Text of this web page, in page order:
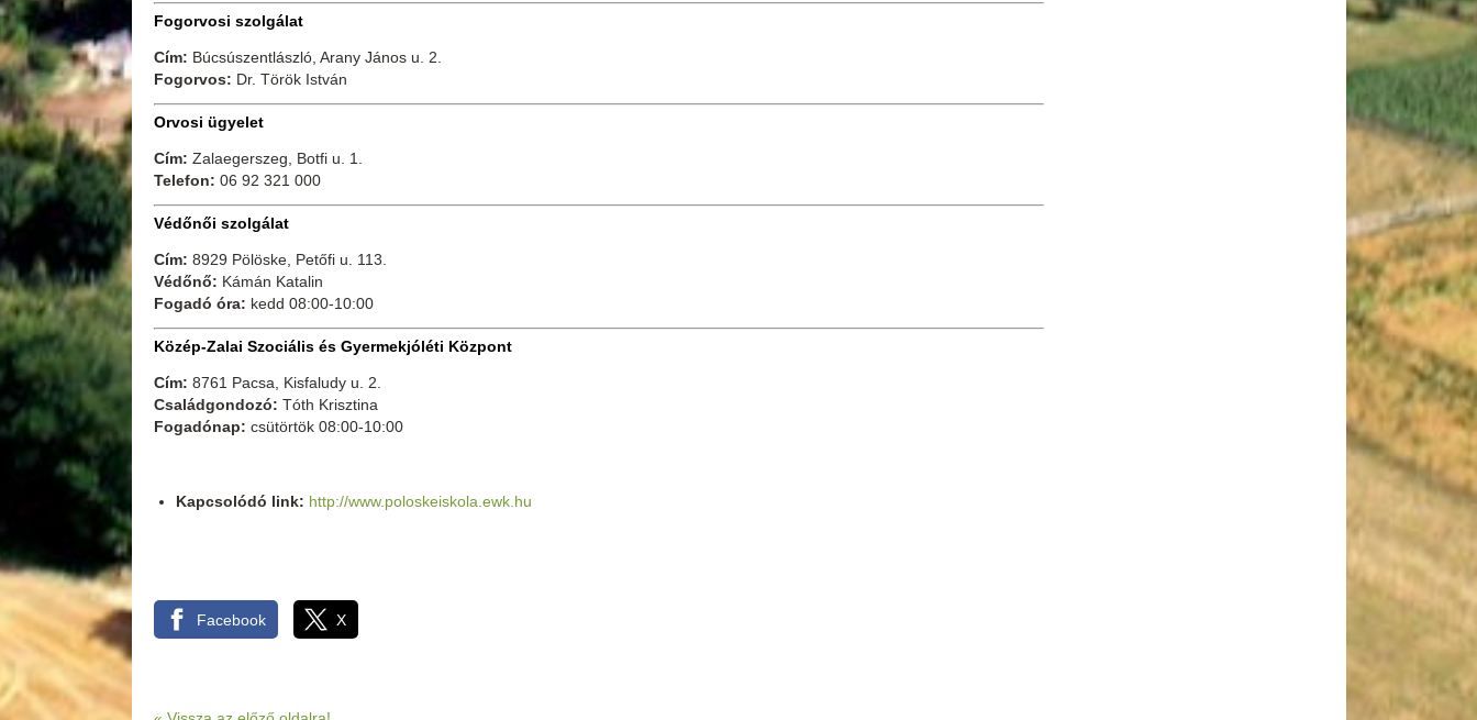
Fogorvosi szolgálat
Cím: Búcsúszentlászló, Arany János u. 2.
Fogorvos: Dr. Török István
Orvosi ügyelet
Cím: Zalaegerszeg, Botfi u. 1.
Telefon: 06 92 321 000
Védőnői szolgálat
Cím: 8929 Pölöske, Petőfi u. 113.
Védőnő: Kámán Katalin
Fogadó óra: kedd 08:00-10:00
Közép-Zalai Szociális és Gyermekjóléti Központ
Cím: 8761 Pacsa, Kisfaludy u. 2.
Családgondozó: Tóth Krisztina
Fogadónap: csütörtök 08:00-10:00
Kapcsolódó link: http://www.poloskeiskola.ewk.hu
Facebook X